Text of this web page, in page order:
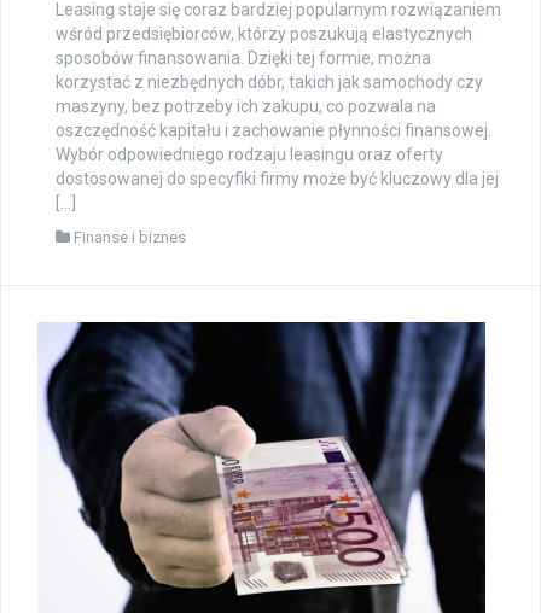
Leasing staje się coraz bardziej popularnym rozwiązaniem
wśród przedsiębiorców, którzy poszukują elastycznych
sposobów finansowania. Dzięki tej formie, można
korzystać z niezbędnych dóbr, takich jak samochody czy
maszyny, bez potrzeby ich zakupu, co pozwala na
oszczędność kapitału i zachowanie płynności finansowej.
Wybór odpowiedniego rodzaju leasingu oraz oferty
dostosowanej do specyfiki firmy może być kluczowy dla jej
[…]
Finanse i biznes